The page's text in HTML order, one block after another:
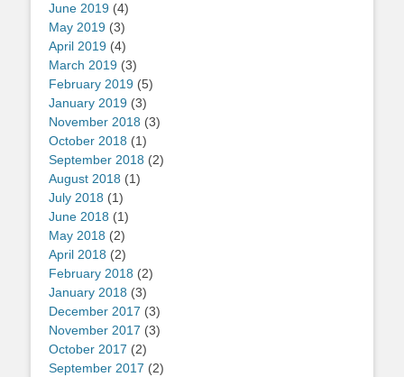
June 2019 (4)
May 2019 (3)
April 2019 (4)
March 2019 (3)
February 2019 (5)
January 2019 (3)
November 2018 (3)
October 2018 (1)
September 2018 (2)
August 2018 (1)
July 2018 (1)
June 2018 (1)
May 2018 (2)
April 2018 (2)
February 2018 (2)
January 2018 (3)
December 2017 (3)
November 2017 (3)
October 2017 (2)
September 2017 (2)